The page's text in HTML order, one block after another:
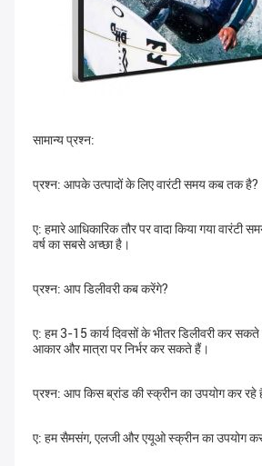
सामान्य प्रश्न:
प्रश्न: आपके उत्पादों के लिए वारंटी समय कब तक है?
ए: हमारे आधिकारिक तौर पर वादा किया गया वारंटी
वर्ष का सबसे अच्छा है।
प्रश्न: आप डिलीवरी कब करेंगे?
ए: हम 3-15 कार्य दिवसों के भीतर डिलीवरी कर
आकार और मात्रा पर निर्भर कर सकते हैं।
प्रश्न: आप किस ब्रांड की स्क्रीन का उपयोग कर रहे
ए: हम सैमसंग, एलजी और एयूओ स्क्रीन का उपयोग